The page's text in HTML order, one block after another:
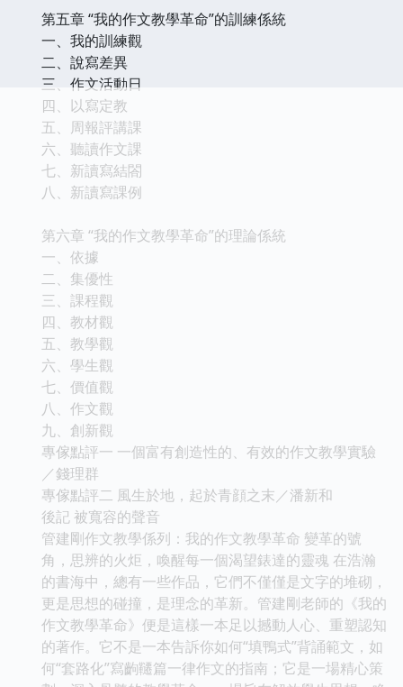
第五章 “我的作文教學革命”的訓練係統
一、我的訓練觀
二、說寫差異
三、作文活動日
四、以寫定教
五、周報評講課
六、聽讀作文課
七、新讀寫結閤
八、新讀寫課例
第六章 “我的作文教學革命”的理論係統
一、依據
二、集優性
三、課程觀
四、教材觀
五、教學觀
六、學生觀
七、價值觀
八、作文觀
九、創新觀
專傢點評一 一個富有創造性的、有效的作文教學實驗
／錢理群
專傢點評二 風生於地，起於青顔之末／潘新和
後記 被寬容的聲音
管建剛作文教學係列：我的作文教學革命 變革的號
角，思辨的火炬，喚醒每一個渴望錶達的靈魂 在浩瀚
的書海中，總有一些作品，它們不僅僅是文字的堆砌，
更是思想的碰撞，是理念的革新。管建剛老師的《我的
作文教學革命》便是這樣一本足以撼動人心、重塑認知
的著作。它不是一本告訴你如何“填鴨式”背誦範文，如
何“套路化”寫齣韆篇一律作文的指南；它是一場精心策